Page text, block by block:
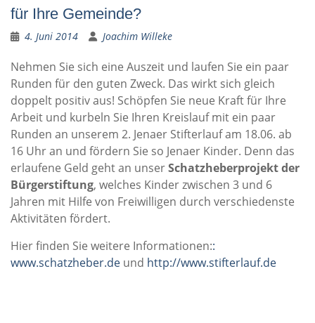
für Ihre Gemeinde?
4. Juni 2014 Joachim Willeke
Nehmen Sie sich eine Auszeit und laufen Sie ein paar
Runden für den guten Zweck. Das wirkt sich gleich
doppelt positiv aus! Schöpfen Sie neue Kraft für Ihre
Arbeit und kurbeln Sie Ihren Kreislauf mit ein paar
Runden an unserem 2. Jenaer Stifterlauf am 18.06. ab
16 Uhr an und fördern Sie so Jenaer Kinder. Denn das
erlaufene Geld geht an unserSchatzheberprojekt der
Bürgerstiftung, welches Kinder zwischen 3 und 6
Jahren mit Hilfe von Freiwilligen durch verschiedenste
Aktivitäten fördert.
Hier finden Sie weitere Informationen::
www.schatzheber.de und http://www.stifterlauf.de